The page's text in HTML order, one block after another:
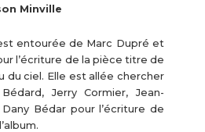
Minville
entourée de Marc Dupré et
l’écriture de la pièce titre de
du ciel. Elle est allée chercher
Jerry Cormier, Jean-
Bédar pour l’écriture de